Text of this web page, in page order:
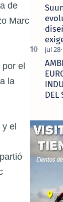
de
Marc
el
la
el
DEL